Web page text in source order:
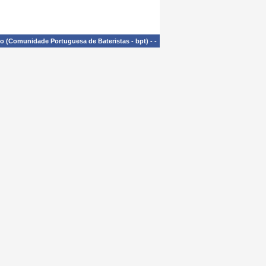
(Comunidade Portuguesa de Bateristas - bpt) - -